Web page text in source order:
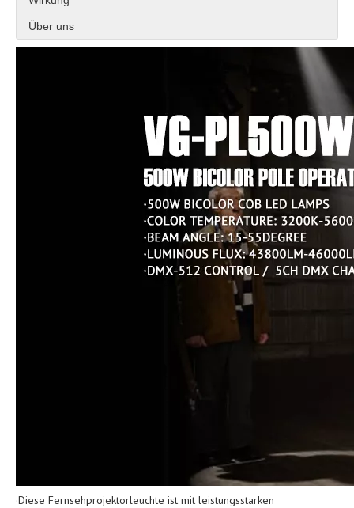
Über uns
·Diese Fernsehprojektorleuchte ist mit leistungsstarken